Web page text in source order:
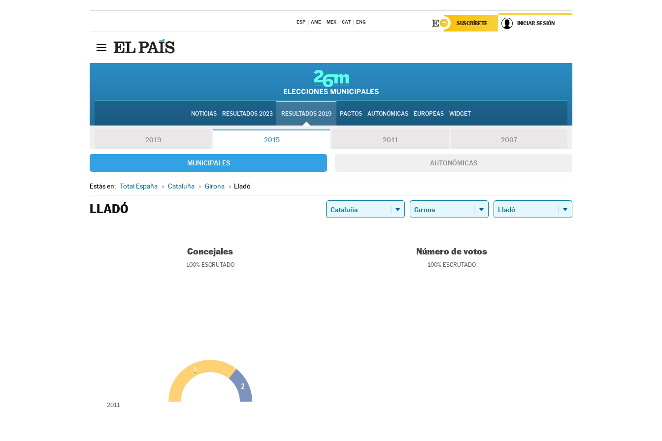
ESP AME MEX CAT ENG SUSCRÍBETE INICIAR SESIÓN
NOTICIAS RESULTADOS 2023 RESULTADOS 2019 PACTOS AUTONÓMICAS EUROPEAS WIDGET
2019 2015 2011 2007
MUNICIPALES AUTONÓMICAS
Estás en: Total España » Cataluña » Girona » Lladó
LLADÓ
Concejales
100% ESCRUTADO
5
2
2011
Número de votos
100% ESCRUTADO